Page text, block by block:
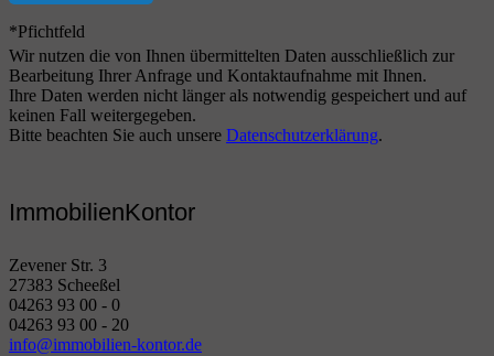
*Pfichtfeld
Wir nutzen die von Ihnen übermittelten Daten ausschließlich zur
Bearbeitung Ihrer Anfrage und Kontaktaufnahme mit Ihnen.
Ihre Daten werden nicht länger als notwendig gespeichert und auf
keinen Fall weitergegeben.
Bitte beachten Sie auch unsere Datenschutzerklärung.
ImmobilienKontor
Zevener Str. 3
27383 Scheeßel
04263 93 00 - 0
04263 93 00 - 20
info@immobilien-kontor.de